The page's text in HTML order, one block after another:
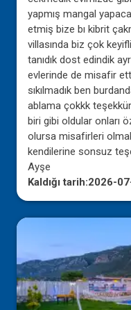
yapmış mangal
etmiş bize bı kibrit
villasında biz çok
tanıdık dost edindik
evlerinde de misafir
sıkılmadık ben
ablama çokkk
biri gibi oldular onları
olursa misafirleri
kendilerine sonsuz
Ayşe
Kaldığı tarih:2026-